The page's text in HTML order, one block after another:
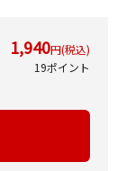
1,940円(税込)
19ポイント